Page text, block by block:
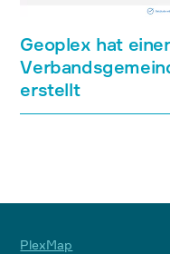
Geoplex hat
erstellt
PlexMap